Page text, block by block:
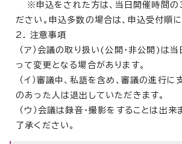
※申込をされた方は、当日開催時間の
ださい。申込多数の場合は、申込受付順
2. 注意事項
（ア）会議の取り扱い(公開・非公開)は
って変更となる場合があります。
（イ）審議中、私語を含め、審議の進行
のあった人は退出していただきます。
（ウ）会議は録音・撮影をすることは出
了承ください。